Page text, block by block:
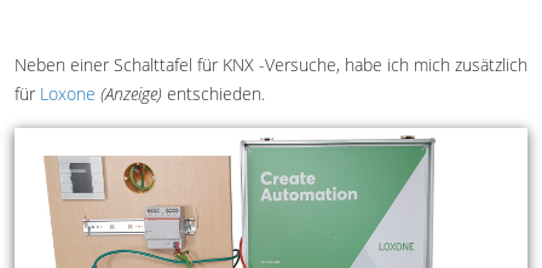
Neben einer Schalttafel für KNX -Versuche, habe ich mich zusätzlich
für Loxone (Anzeige) entschieden.